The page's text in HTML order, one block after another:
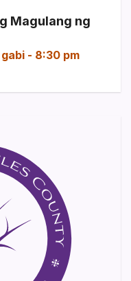
Magulang ng
- 8:30 pm